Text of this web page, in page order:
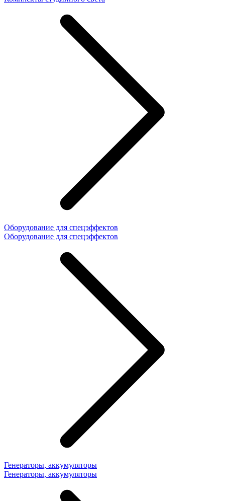
Оборудование для спецэффектов
Оборудование для спецэффектов
Генераторы, аккумуляторы
Генераторы, аккумуляторы